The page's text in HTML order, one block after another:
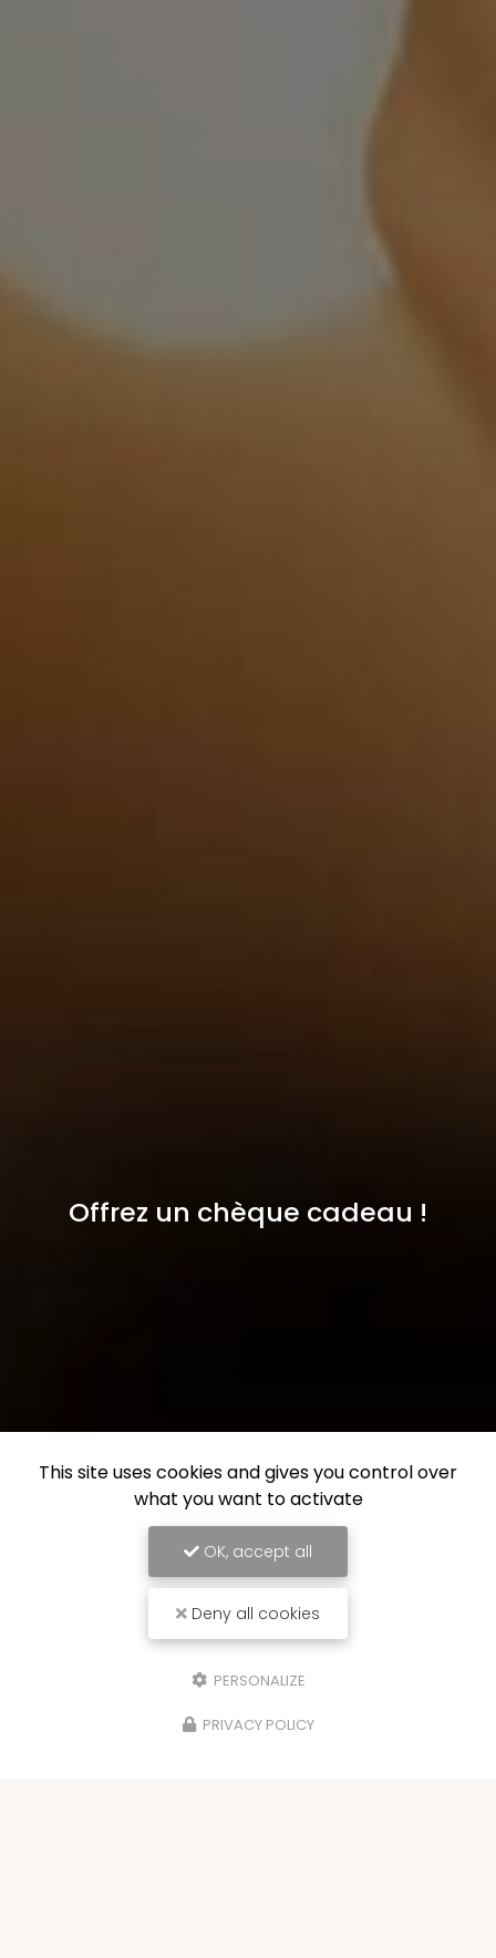
Offrez un chèque cadeau !
This site uses cookies and gives you control over
what you want to activate
OK, accept all
Deny all cookies
PERSONALIZE
PRIVACY POLICY